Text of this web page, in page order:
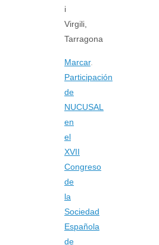
i
Virgili,
Tarragona
Marcar.
Participación
de
NUCUSAL
en
el
XVII
Congreso
de
la
Sociedad
Española
de